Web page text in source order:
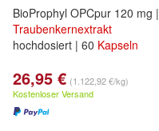
BioProphyl OPCpur 120 mg |
Traubenkernextrakt
hochdosiert | 60 Kapseln
26,95 € (1.122,92 €/kg)
Kostenloser Versand